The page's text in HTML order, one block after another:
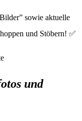
sowie aktuelle
und Stöbern! ✅
und